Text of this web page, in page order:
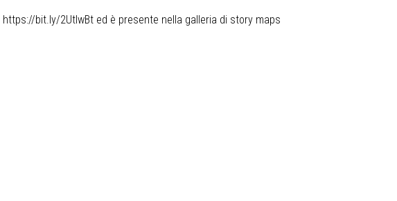
https://bit.ly/2UtlwBt ed è presente nella galleria di story maps